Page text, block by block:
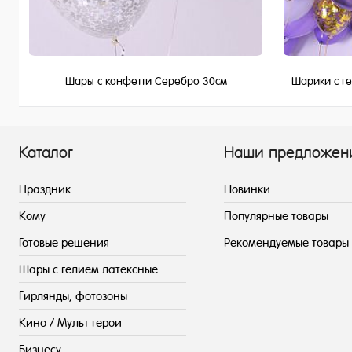
Шары с конфетти Серебро 30см Шарики с
Каталог
Праздник
Кому
Готовые решения
Шары с гелием латексные
Гирлянды, фотозоны
Кино / Мульт герои
Бизнесу
Наши
Новинки
Популярные товары
Рекомендуемые товары